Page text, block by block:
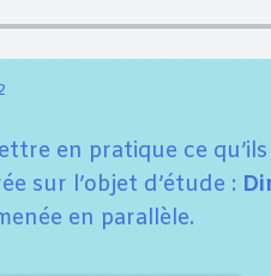
en pratique ce
sur l’objet d’étude :
en parallèle.